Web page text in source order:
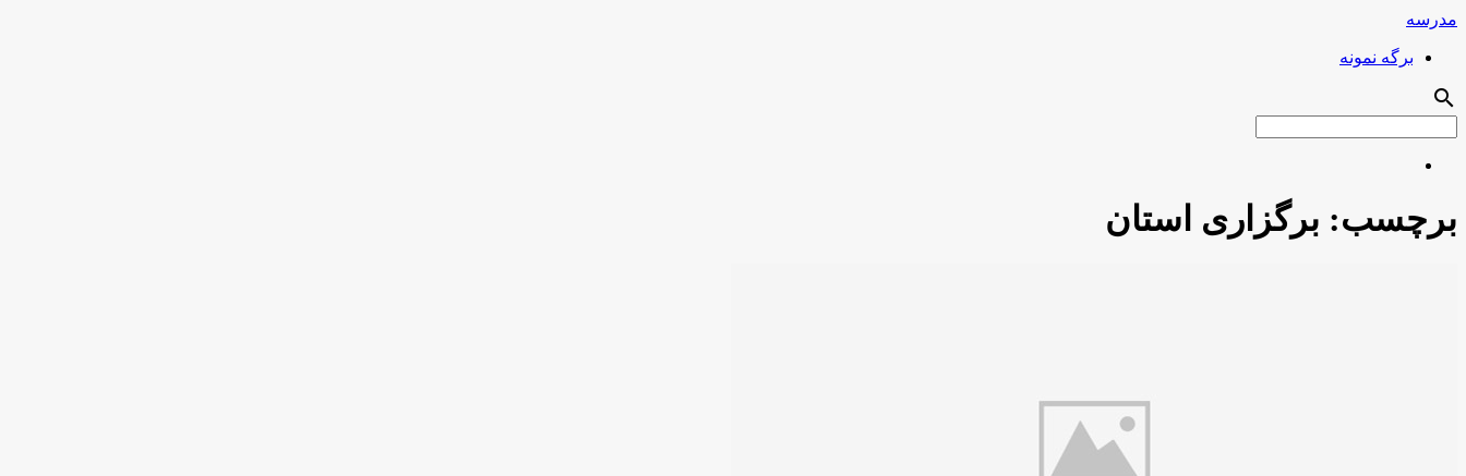
مدرسه
برگه نمونه
search
برچسب: برگزاری استان